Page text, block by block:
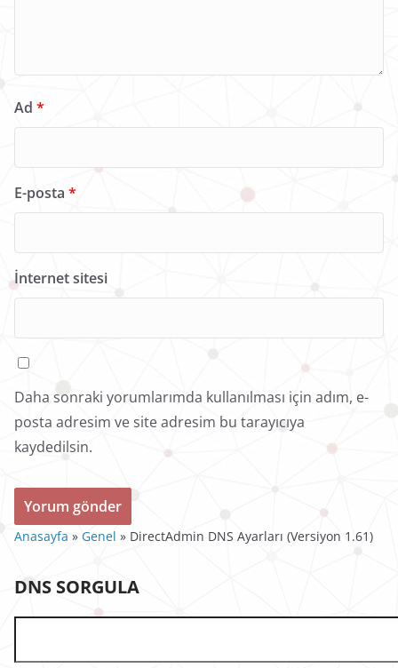
Ad *
E-posta *
İnternet sitesi
Daha sonraki yorumlarımda kullanılması için adım, e-
posta adresim ve site adresim bu tarayıcıya
kaydedilsin.
Anasayfa » Genel » DirectAdmin DNS Ayarları (Versiyon 1.61)
DNS SORGULA